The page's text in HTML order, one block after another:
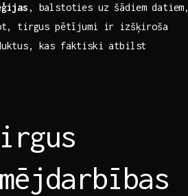
, balstoties ‌uz​ šādiem datiem,​
tirgus pētījumi ir izšķiroša
kas faktiski ⁣atbilst